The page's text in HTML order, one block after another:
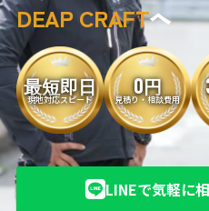
DEAP CRAFTへ
最短即日
現地対応スピード
0円
見積り・相談費用
LINEで気軽に